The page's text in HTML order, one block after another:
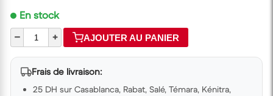
En stock
–
+ AJOUTER AU PANIER
Frais de livraison:
25 DH sur Casablanca, Rabat, Salé, Témara, Kénitra,